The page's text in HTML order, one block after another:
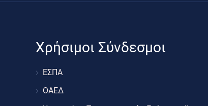
Χρήσιμοι Σύνδεσμοι
ΕΣΠΑ
ΟΑΕΔ